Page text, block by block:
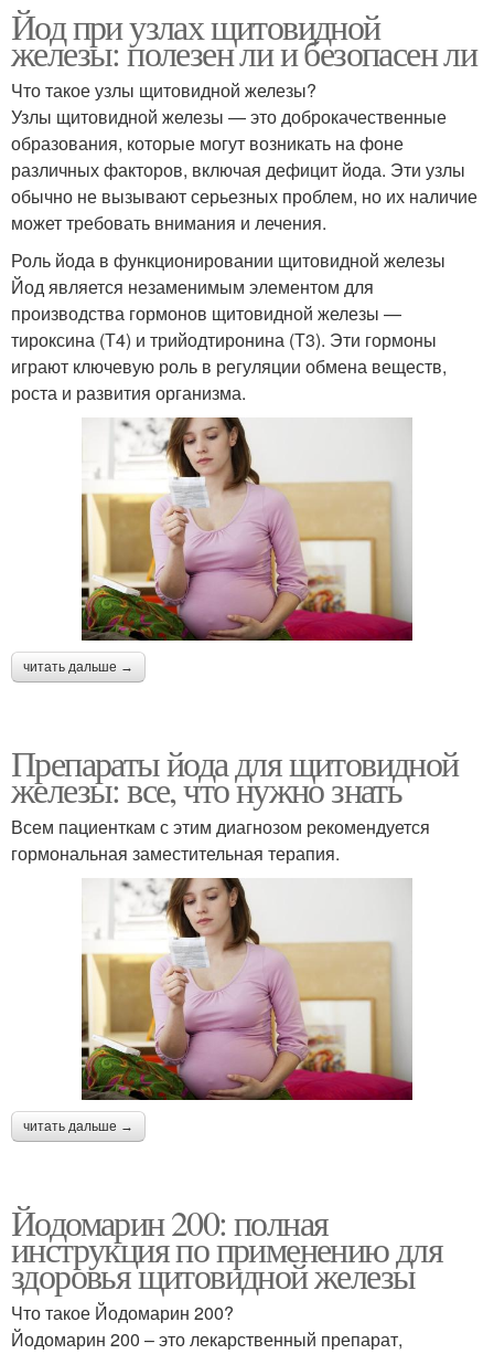
Йод при узлах щитовидной
железы: полезен ли и безопасен ли
Что такое узлы щитовидной железы?
Узлы щитовидной железы — это доброкачественные
образования, которые могут возникать на фоне
различных факторов, включая дефицит йода. Эти узлы
обычно не вызывают серьезных проблем, но их наличие
может требовать внимания и лечения.
Роль йода в функционировании щитовидной железы
Йод является незаменимым элементом для
производства гормонов щитовидной железы —
тироксина (Т4) и трийодтиронина (Т3). Эти гормоны
играют ключевую роль в регуляции обмена веществ,
роста и развития организма.
читать дальше →
Препараты йода для щитовидной
железы: все, что нужно знать
Всем пациенткам с этим диагнозом рекомендуется
гормональная заместительная терапия.
читать дальше →
Йодомарин 200: полная
инструкция по применению для
здоровья щитовидной железы
Что такое Йодомарин 200?
Йодомарин 200 – это лекарственный препарат,